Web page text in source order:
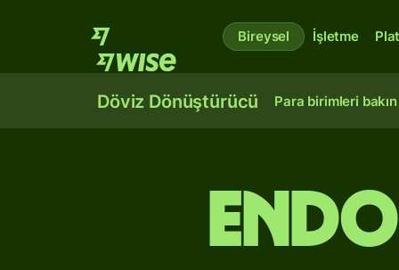
Bireysel İşletme
Döviz Dönüştürücü Para birimleri bakın